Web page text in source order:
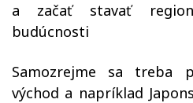
a začať stavať
budúcnosti
Samozrejme sa treba
východ a napríklad